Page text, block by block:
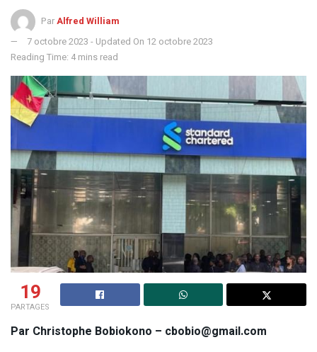
ParAlfred William
7 octobre 2023 - Updated On 12 octobre 2023
Reading Time: 4 mins read
19
PARTAGES
Par Christophe Bobiokono – cbobio@gmail.com